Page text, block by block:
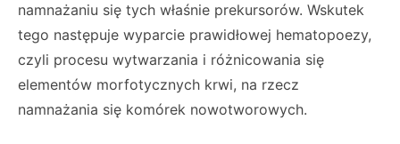
namnażaniu się tych właśnie prekursorów. Wskutek
tego następuje wyparcie prawidłowej hematopoezy,
czyli procesu wytwarzania i różnicowania się
elementów morfotycznych krwi, na rzecz
namnażania się komórek nowotworowych.